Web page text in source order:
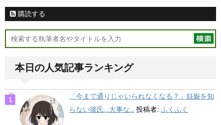
購読する
本日の人気記事ランキング
「今まで通りじゃいられなくなる？」妊娠を知
らない彼氏…大事な... 投稿者: ふくふく